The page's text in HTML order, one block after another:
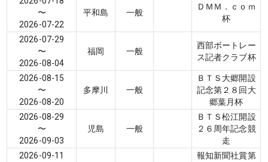
〜
2026-07-22
平和島 一般
ＤＭＭ．ｃｏｍ
杯
2026-07-29
〜
2026-08-04
福岡 一般
西部ボートレー
ス記者クラブ杯
2026-08-15
〜
2026-08-20
多摩川 一般
ＢＴＳ大郷開設
記念第２８回大
郷葉月杯
2026-08-29
〜
2026-09-03
児島 一般
ＢＴＳ松江開設
２６周年記念競
走
2026-09-11
報知新聞社賞第